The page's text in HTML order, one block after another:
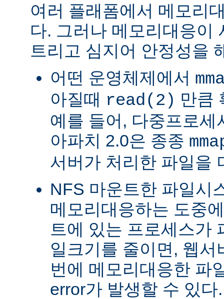
여러 플래폼에서 메모리
다. 그러나 메모리대응이
트리고 심지어 안정성을
어떤 운영체제에서
아질때 read(2) 만큼
예를 들어, 다중프로
아파치 2.0은 종종
서버가 처리한 파일을
NFS 마운트한 파일시
메모리대응하는 도중
트에 있는 프로세스가
일크기를 줄이면, 웹
번에 메모리대응한 파
error가 발생할 수 있다.